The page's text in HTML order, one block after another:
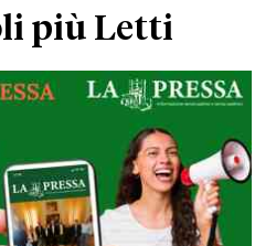
più Letti